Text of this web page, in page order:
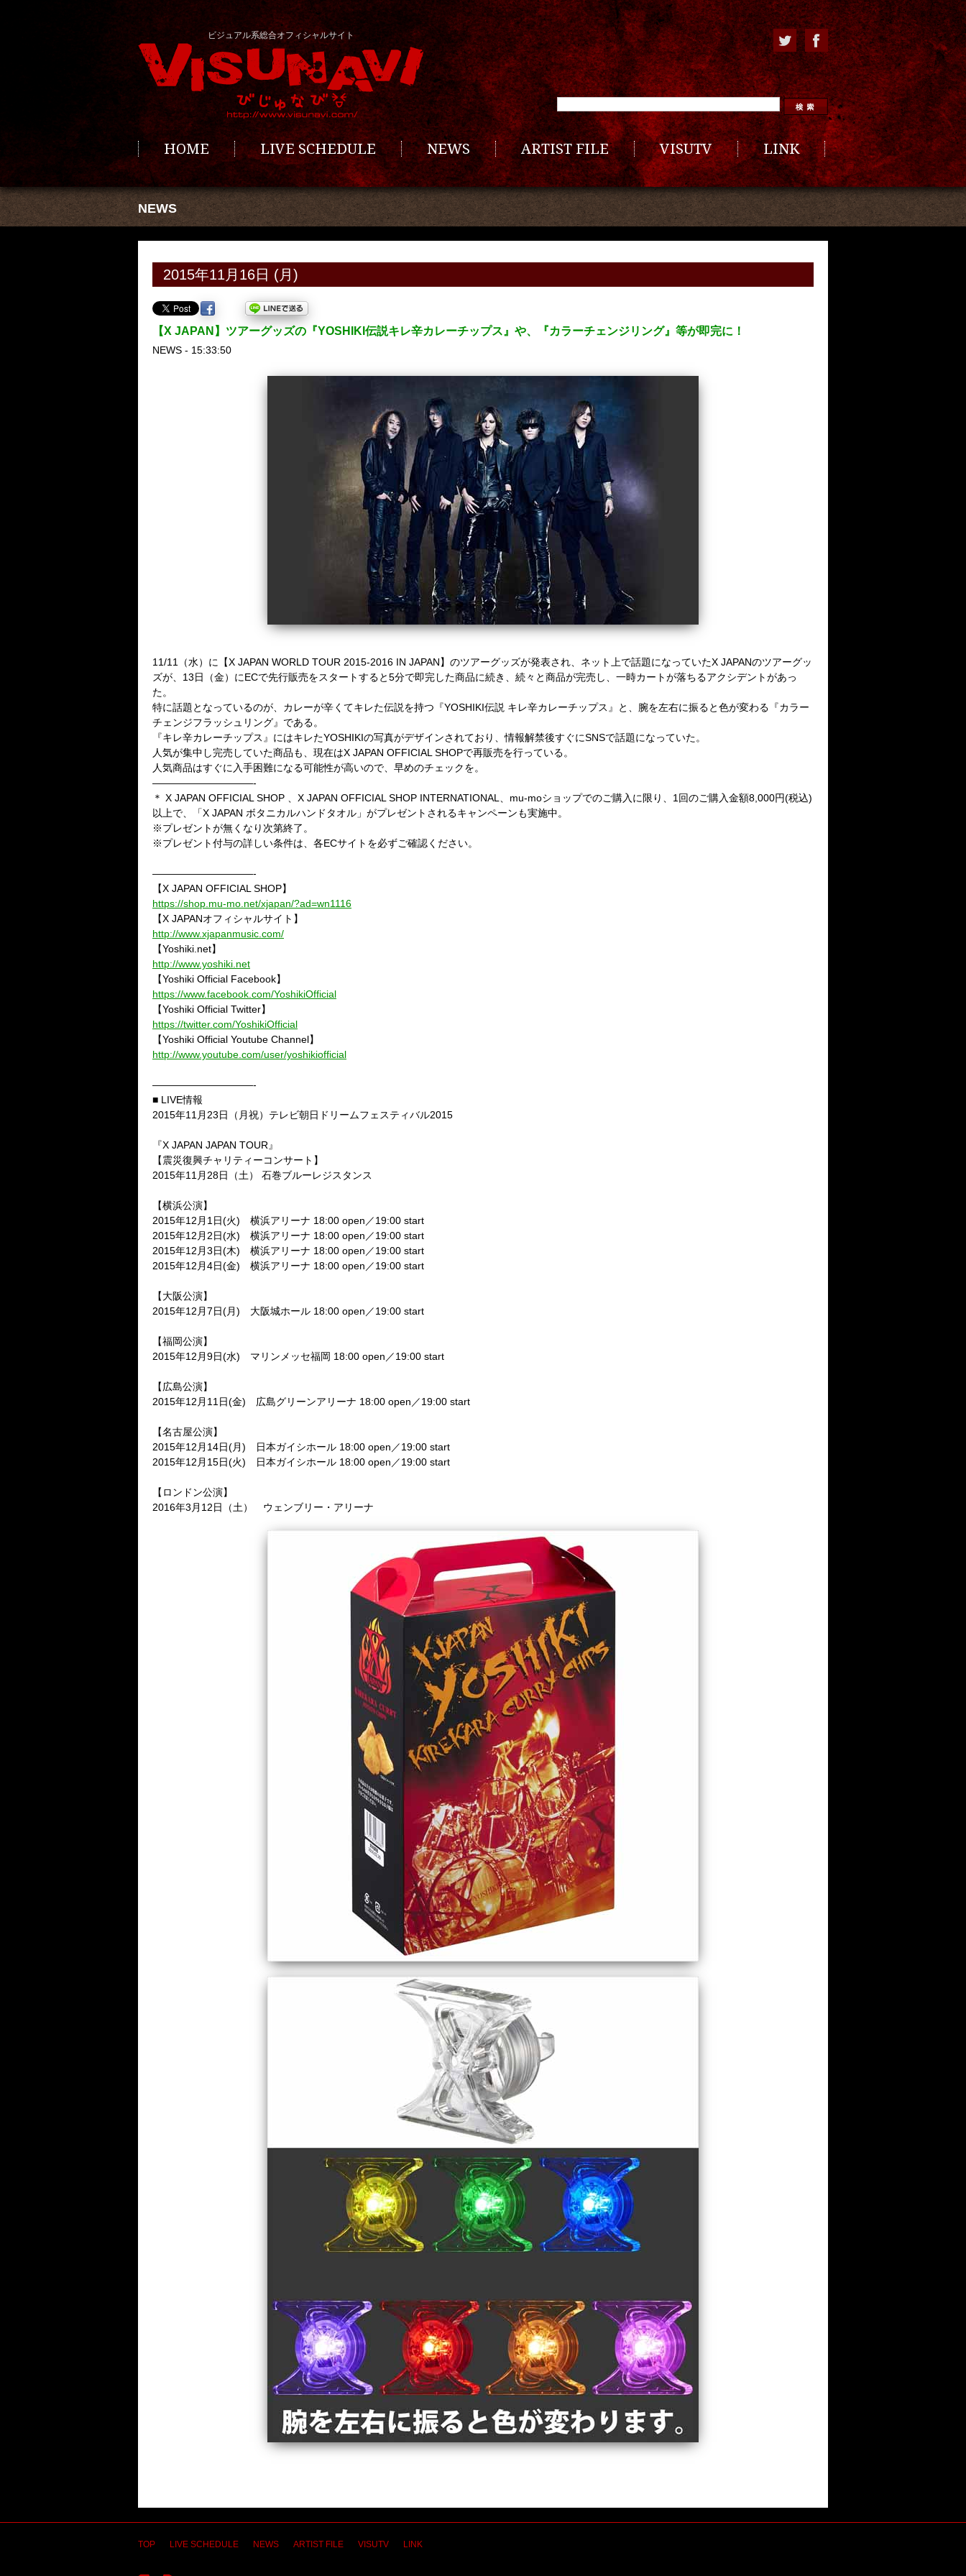
ビジュアル系総合オフィシャルサイト
HOME LIVE SCHEDULE NEWS ARTIST FILE VISUTV LINK
NEWS
2015年11月16日 (月)
【X JAPAN】ツアーグッズの『YOSHIKI伝説キレ辛カレーチップス』や、『カラーチェンジリング』等が即完に！
NEWS - 15:33:50
11/11（水）に【X JAPAN WORLD TOUR 2015-2016 IN JAPAN】のツアーグッズが発表され、ネット上で話題になっていたX JAPANのツアーグッ
ズが、13日（金）にECで先行販売をスタートすると5分で即完した商品に続き、続々と商品が完売し、一時カートが落ちるアクシデントがあっ
た。
特に話題となっているのが、カレーが辛くてキレた伝説を持つ『YOSHIKI伝説 キレ辛カレーチップス』と、腕を左右に振ると色が変わる『カラー
チェンジフラッシュリング』である。
『キレ辛カレーチップス』にはキレたYOSHIKIの写真がデザインされており、情報解禁後すぐにSNSで話題になっていた。
人気が集中し完売していた商品も、現在はX JAPAN OFFICIAL SHOPで再販売を行っている。
人気商品はすぐに入手困難になる可能性が高いので、早めのチェックを。
——————————-
＊ X JAPAN OFFICIAL SHOP 、X JAPAN OFFICIAL SHOP INTERNATIONAL、mu-moショップでのご購入に限り、1回のご購入金額8,000円(税込)
以上で、「X JAPAN ボタニカルハンドタオル」がプレゼントされるキャンペーンも実施中。
※プレゼントが無くなり次第終了。
※プレゼント付与の詳しい条件は、各ECサイトを必ずご確認ください。
——————————-
【X JAPAN OFFICIAL SHOP】
https://shop.mu-mo.net/xjapan/?ad=wn1116
【X JAPANオフィシャルサイト】
http://www.xjapanmusic.com/
【Yoshiki.net】
http://www.yoshiki.net
【Yoshiki Official Facebook】
https://www.facebook.com/YoshikiOfficial
【Yoshiki Official Twitter】
https://twitter.com/YoshikiOfficial
【Yoshiki Official Youtube Channel】
http://www.youtube.com/user/yoshikiofficial
——————————-
■ LIVE情報
2015年11月23日（月祝）テレビ朝日ドリームフェスティバル2015
『X JAPAN JAPAN TOUR』
【震災復興チャリティーコンサート】
2015年11月28日（土） 石巻ブルーレジスタンス
【横浜公演】
2015年12月1日(火) 横浜アリーナ 18:00 open／19:00 start
2015年12月2日(水) 横浜アリーナ 18:00 open／19:00 start
2015年12月3日(木) 横浜アリーナ 18:00 open／19:00 start
2015年12月4日(金) 横浜アリーナ 18:00 open／19:00 start
【大阪公演】
2015年12月7日(月) 大阪城ホール 18:00 open／19:00 start
【福岡公演】
2015年12月9日(水) マリンメッセ福岡 18:00 open／19:00 start
【広島公演】
2015年12月11日(金) 広島グリーンアリーナ 18:00 open／19:00 start
【名古屋公演】
2015年12月14日(月) 日本ガイシホール 18:00 open／19:00 start
2015年12月15日(火) 日本ガイシホール 18:00 open／19:00 start
【ロンドン公演】
2016年3月12日（土） ウェンブリー・アリーナ
TOP LIVE SCHEDULE NEWS ARTIST FILE VISUTV LINK